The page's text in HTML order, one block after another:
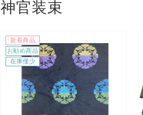
神官装束
新着商品
お勧め商品
在庫僅少